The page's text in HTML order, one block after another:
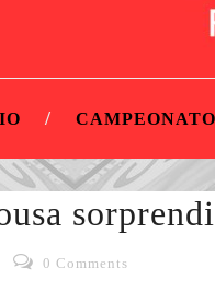
0 Comments